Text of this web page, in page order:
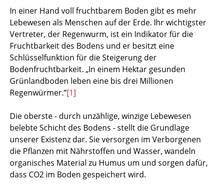
In einer Hand voll fruchtbarem Boden gibt es mehr
Lebewesen als Menschen auf der Erde. Ihr wichtigster
Vertreter, der Regenwurm, ist ein Indikator für die
Fruchtbarkeit des Bodens und er besitzt eine
Schlüsselfunktion für die Steigerung der
Bodenfruchtbarkeit. „In einem Hektar gesunden
Grünlandboden leben eine bis drei Millionen
Regenwürmer.“[1]
Die oberste - durch unzählige, winzige Lebewesen
belebte Schicht des Bodens - stellt die Grundlage
unserer Existenz dar. Sie versorgen im Verborgenen
die Pflanzen mit Nährstoffen und Wasser, wandeln
organisches Material zu Humus um und sorgen dafür,
dass CO2 im Boden gespeichert wird.